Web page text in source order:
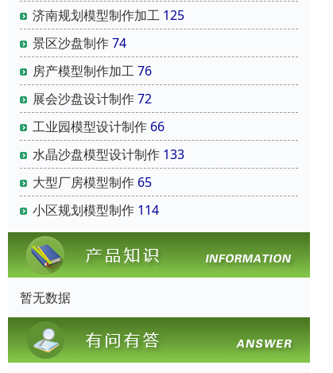
济南规划模型制作加工 125
景区沙盘制作74
房产模型制作加工76
展会沙盘设计制作72
工业园模型设计制作 66
水晶沙盘模型设计制作 133
大型厂房模型制作 65
小区规划模型制作 114
暂无数据